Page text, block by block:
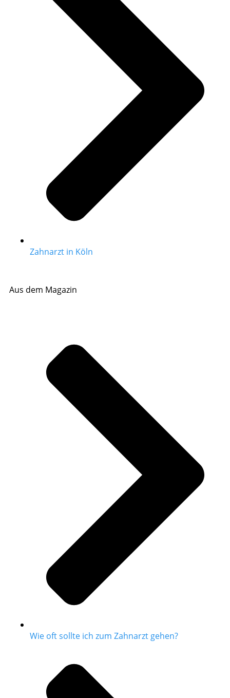
Zahnarzt in Köln
Aus dem Magazin
Wie oft sollte ich zum Zahnarzt gehen?